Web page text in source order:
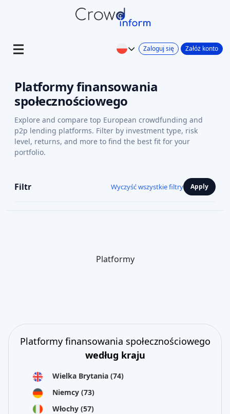
Zaloguj się Załóż konto
Platformy finansowania
społecznościowego
Explore and compare top European crowdfunding and
p2p lending platforms. Filter by investment type, risk
level, returns, and more to find the best fit for your
portfolio.
Filtr Wyczyść wszystkie filtry Apply
Platformy
Platformy finansowania społecznościowego
według kraju
Wielka Brytania (74)
Niemcy (73)
Włochy (57)